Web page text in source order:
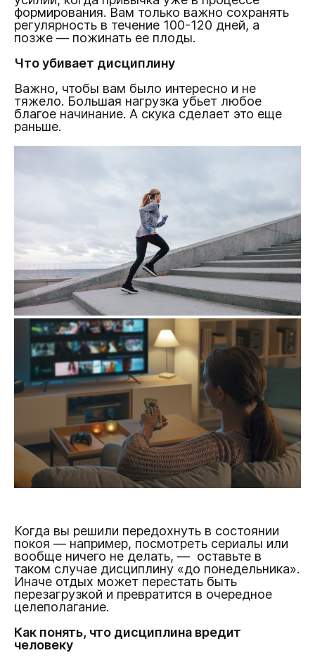
формирования. Вам только важно сохранять
регулярность в течение 100-120 дней, а
позже — пожинать ее плоды.
Что убивает дисциплину
Важно, чтобы вам было интересно и не
тяжело. Большая нагрузка убьет любое
благое начинание. А скука сделает это еще
раньше.
Когда вы решили передохнуть в состоянии
покоя — например, посмотреть сериалы или
вообще ничего не делать, — оставьте в
таком случае дисциплину «до понедельника».
Иначе отдых может перестать быть
перезагрузкой и превратится в очередное
целеполагание.
Как понять, что дисциплина вредит
человеку